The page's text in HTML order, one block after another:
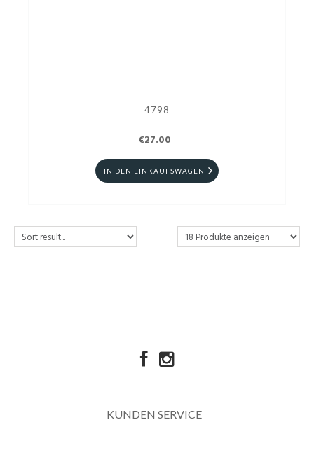
4798
€27.00
IN DEN EINKAUFSWAGEN
KUNDEN SERVICE